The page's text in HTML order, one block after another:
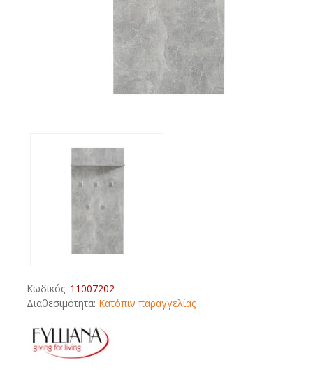
Κωδικός: 11007202
Διαθεσιμότητα: Κατόπιν παραγγελίας